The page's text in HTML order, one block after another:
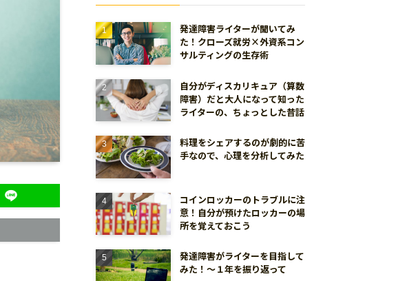
発達障害ライターが聞いてみ
た！クローズ就労×外資系コン
サルティングの生存術
自分がディスカリキュア（算数
障害）だと大人になって知った
ライターの、ちょっとした昔話
料理をシェアするのが劇的に苦
手なので、心理を分析してみた
コインロッカーのトラブルに注
意！自分が預けたロッカーの場
所を覚えておこう
発達障害がライターを目指して
みた！～１年を振り返って